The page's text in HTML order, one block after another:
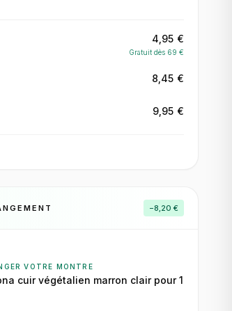
4,95 €
Gratuit dès 69 €
8,45 €
9,95 €
−8,20 €
VOTRE MONTRE
cuir végétalien marron clair pour 1